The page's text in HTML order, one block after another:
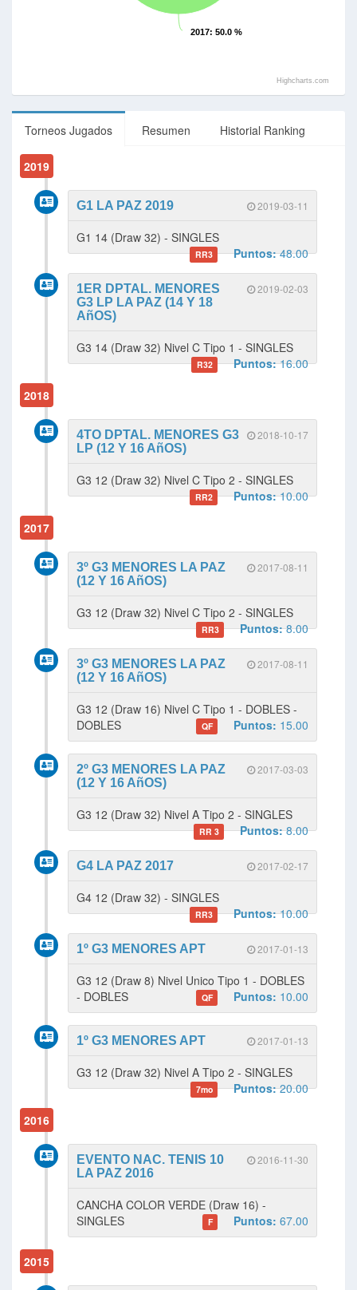
2017: 50.0 %
Highcharts.com
Torneos Jugados Resumen Historial Ranking
2019
2019-03-11
G1 LA PAZ 2019
G1 14 (Draw 32) - SINGLES
RR3 Puntos:48.00
2019-02-03
1ER DPTAL. MENORES
G3 LP LA PAZ (14 Y 18
AñOS)
G3 14 (Draw 32) Nivel C Tipo 1 - SINGLES
R32 Puntos:16.00
2018
2018-10-17
4TO DPTAL. MENORES G3
LP (12 Y 16 AñOS)
G3 12 (Draw 32) Nivel C Tipo 2 - SINGLES
RR2 Puntos:10.00
2017
2017-08-11
3º G3 MENORES LA PAZ
(12 Y 16 AñOS)
G3 12 (Draw 32) Nivel C Tipo 2 - SINGLES
RR3 Puntos:8.00
2017-08-11
3º G3 MENORES LA PAZ
(12 Y 16 AñOS)
G3 12 (Draw 16) Nivel C Tipo 1 - DOBLES -
DOBLES
QF Puntos: 15.00
2017-03-03
2º G3 MENORES LA PAZ
(12 Y 16 AñOS)
G3 12 (Draw 32) Nivel A Tipo 2 - SINGLES
RR 3 Puntos:8.00
2017-02-17
G4 LA PAZ 2017
G4 12 (Draw 32) - SINGLES
RR3 Puntos:10.00
2017-01-13
1º G3 MENORES APT
G3 12 (Draw 8) Nivel Unico Tipo 1 - DOBLES
- DOBLES
QF Puntos: 10.00
2017-01-13
1º G3 MENORES APT
G3 12 (Draw 32) Nivel A Tipo 2 - SINGLES
7mo Puntos:20.00
2016
2016-11-30
EVENTO NAC. TENIS 10
LA PAZ 2016
CANCHA COLOR VERDE (Draw 16) -
SINGLES
F Puntos: 67.00
2015